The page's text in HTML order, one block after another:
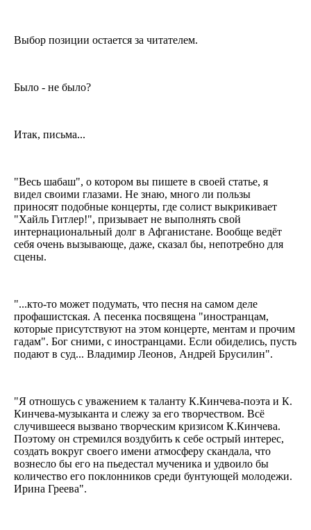
Выбор позиции остается за читателем.
Было - не было?
Итак, письма...
"Весь шабаш", о котором вы пишете в своей статье, я
видел своими глазами. Не знаю, много ли пользы
приносят подобные концерты, где солист выкрикивает
"Хайль Гитлер!", призывает не выполнять свой
интернациональный долг в Афганистане. Вообще ведёт
себя очень вызывающе, даже, сказал бы, непотребно для
сцены.
"...кто-то может подумать, что песня на самом деле
профашистская. А песенка посвящена "иностранцам,
которые присутствуют на этом концерте, ментам и прочим
гадам". Бог сними, с иностранцами. Если обиделись, пусть
подают в суд... Владимир Леонов, Андрей Брусилин".
"Я отношусь с уважением к таланту К.Кинчева-поэта и К.
Кинчева-музыканта и слежу за его творчеством. Всё
случившееся вызвано творческим кризисом К.Кинчева.
Поэтому он стремился воздубить к себе острый интерес,
создать вокруг своего имени атмосферу скандала, что
вознесло бы его на пьедестал мученика и удвоило бы
количество его поклонников среди бунтующей молодежи.
Ирина Греева".